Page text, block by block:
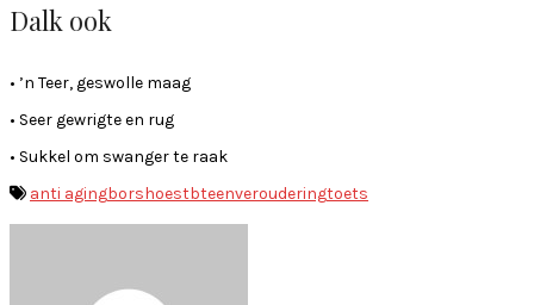
Dalk ook
• ’n Teer, geswolle maag
• Seer gewrigte en rug
• Sukkel om swanger te raak
anti agingborshoestbteenverouderingtoets